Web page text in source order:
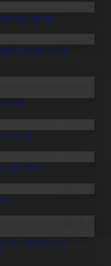
жарияланды
жолдамасы
жүр
артты
бекітілді
жөніндегі